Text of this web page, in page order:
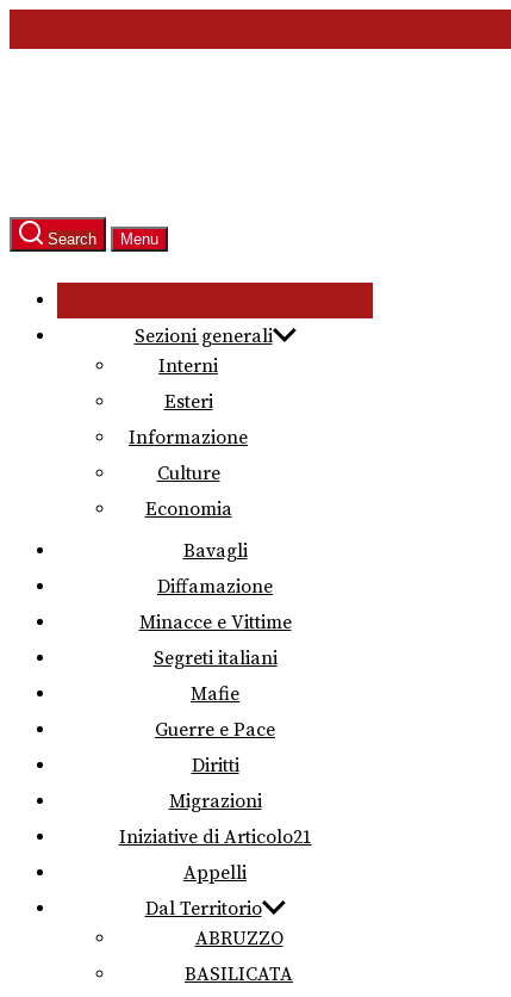
to
Search Menu
Sezioni generali
Interni
Esteri
Informazione
Culture
Economia
Bavagli
Diffamazione
Minacce e Vittime
Segreti italiani
Mafie
Guerre e Pace
Diritti
Migrazioni
Iniziative di Articolo21
Appelli
Dal Territorio
ABRUZZO
BASILICATA